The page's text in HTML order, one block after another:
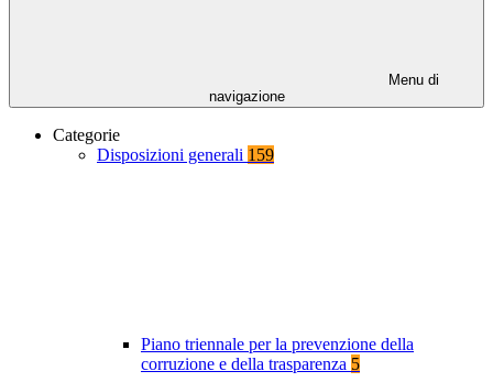
Menu di
navigazione
Categorie
Disposizioni generali 159
Piano triennale per la prevenzione della
corruzione e della trasparenza 5